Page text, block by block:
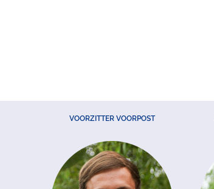
VOORZITTER VOORPOST